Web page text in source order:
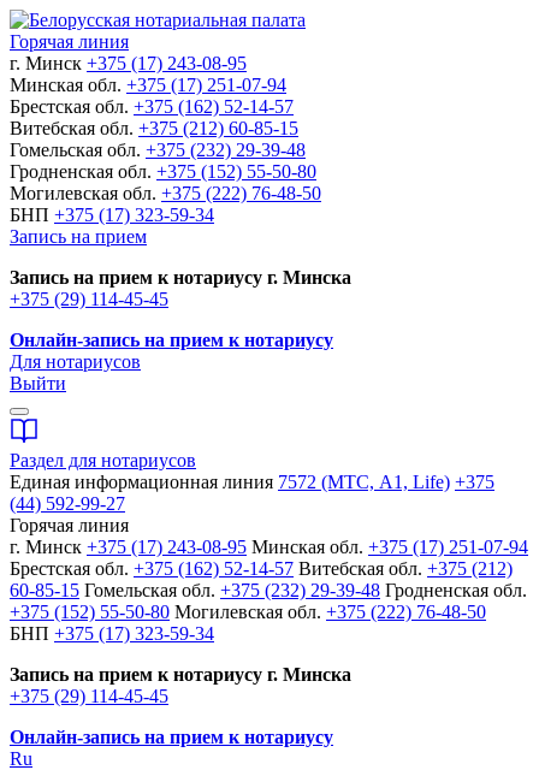
Горячая линия
г. Минск +375 (17) 243-08-95
Минская обл. +375 (17) 251-07-94
Брестская обл. +375 (162) 52-14-57
Витебская обл. +375 (212) 60-85-15
Гомельская обл. +375 (232) 29-39-48
Гродненская обл. +375 (152) 55-50-80
Могилевская обл. +375 (222) 76-48-50
БНП +375 (17) 323-59-34
Запись на прием
Запись на прием к нотариусу г. Минска
+375 (29) 114-45-45
Онлайн-запись на прием к нотариусу
Для нотариусов
Выйти
Раздел для нотариусов
Единая информационная линия 7572 (МТС, A1, Life) +375
(44) 592-99-27
Горячая линия
г. Минск +375 (17) 243-08-95 Минская обл. +375 (17) 251-07-94
Брестская обл. +375 (162) 52-14-57 Витебская обл. +375 (212)
60-85-15 Гомельская обл. +375 (232) 29-39-48 Гродненская обл.
+375 (152) 55-50-80 Могилевская обл. +375 (222) 76-48-50
БНП +375 (17) 323-59-34
Запись на прием к нотариусу г. Минска
+375 (29) 114-45-45
Онлайн-запись на прием к нотариусу
Ru